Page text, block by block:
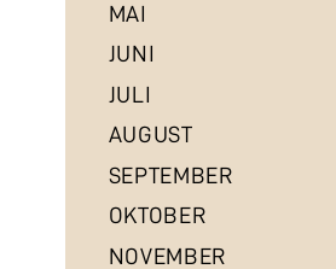
MAI
JUNI
JULI
AUGUST
SEPTEMBER
OKTOBER
NOVEMBER